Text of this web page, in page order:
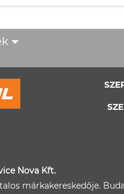
Nova Kft.
márkakereskedője.